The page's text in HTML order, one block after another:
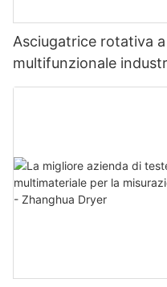
Asciugatrice rotativa
multifunzionale
asciugatura